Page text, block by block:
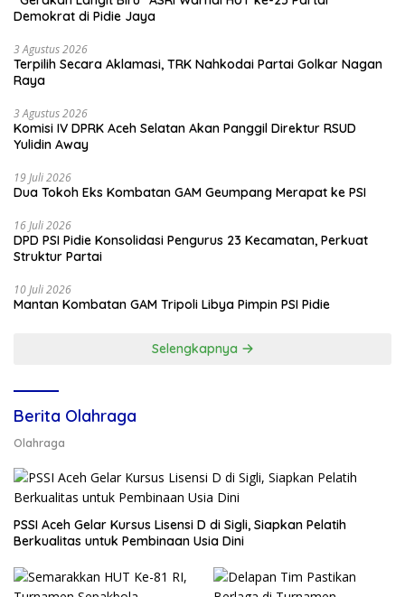
Demokrat di Pidie Jaya
3 Agustus 2026
Terpilih Secara Aklamasi, TRK Nahkodai Partai Golkar Nagan
Raya
3 Agustus 2026
Komisi IV DPRK Aceh Selatan Akan Panggil Direktur RSUD
Yulidin Away
19 Juli 2026
Dua Tokoh Eks Kombatan GAM Geumpang Merapat ke PSI
16 Juli 2026
DPD PSI Pidie Konsolidasi Pengurus 23 Kecamatan, Perkuat
Struktur Partai
10 Juli 2026
Mantan Kombatan GAM Tripoli Libya Pimpin PSI Pidie
Selengkapnya
Berita Olahraga
Olahraga
PSSI Aceh Gelar Kursus Lisensi D di Sigli, Siapkan Pelatih
Berkualitas untuk Pembinaan Usia Dini